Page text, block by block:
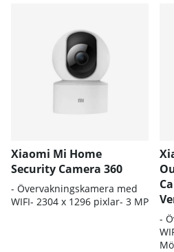
Xiaomi Mi Home
Security Camera 360
- Övervakningskamera med
WIFI- 2304 x 1296 pixlar- 3 MP
-